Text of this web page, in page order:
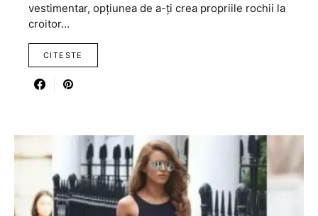
vestimentar, opțiunea de a-ți crea propriile rochii la
croitor…
CITESTE